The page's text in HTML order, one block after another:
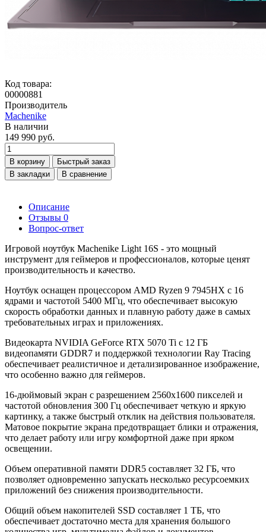
Код товара:
00000881
Производитель
Machenike
В наличии
149 990 руб.
В корзину
Быстрый заказ
В закладки
В сравнение
Описание
Отзывы 0
Вопрос-ответ
Игровой ноутбук Machenike Light 16S - это мощный
инструмент для геймеров и профессионалов, которые ценят
производительность и качество.
Ноутбук оснащен процессором AMD Ryzen 9 7945HX с 16
ядрами и частотой 5400 МГц, что обеспечивает высокую
скорость обработки данных и плавную работу даже в самых
требовательных играх и приложениях.
Видеокарта NVIDIA GeForce RTX 5070 Ti с 12 ГБ
видеопамяти GDDR7 и поддержкой технологии Ray Tracing
обеспечивает реалистичное и детализированное изображение,
что особенно важно для геймеров.
16-дюймовый экран с разрешением 2560x1600 пикселей и
частотой обновления 300 Гц обеспечивает четкую и яркую
картинку, а также быстрый отклик на действия пользователя.
Матовое покрытие экрана предотвращает блики и отражения,
что делает работу или игру комфортной даже при ярком
освещении.
Объем оперативной памяти DDR5 составляет 32 ГБ, что
позволяет одновременно запускать несколько ресурсоемких
приложений без снижения производительности.
Общий объем накопителей SSD составляет 1 ТБ, что
обеспечивает достаточно места для хранения большого